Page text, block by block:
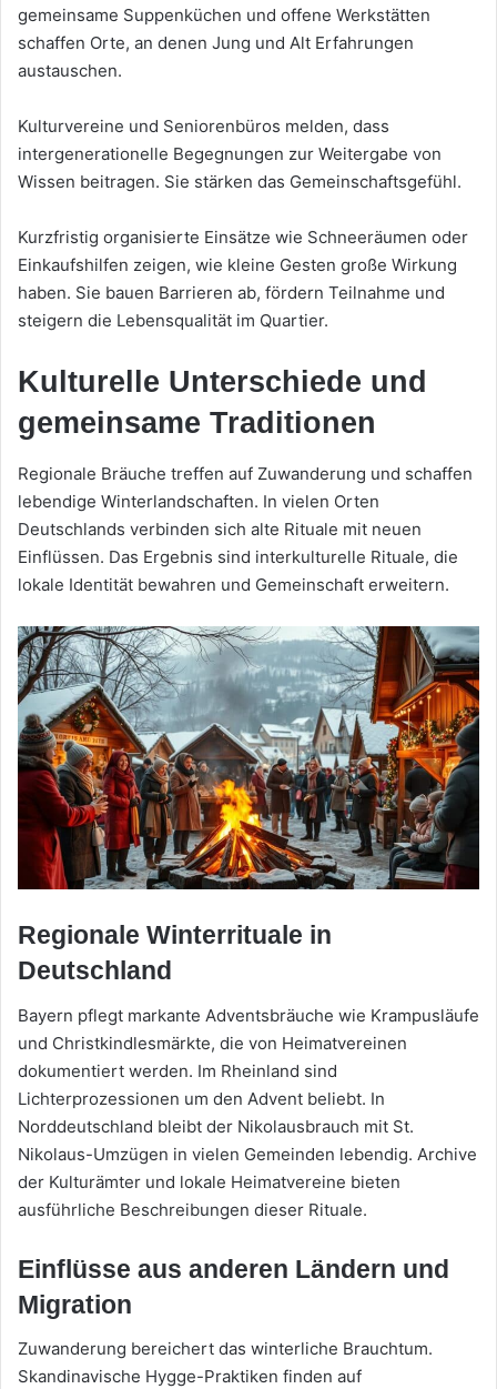
gemeinsame Suppenküchen und offene Werkstätten
schaffen Orte, an denen Jung und Alt Erfahrungen
austauschen.
Kulturvereine und Seniorenbüros melden, dass
intergenerationelle Begegnungen zur Weitergabe von
Wissen beitragen. Sie stärken das Gemeinschaftsgefühl.
Kurzfristig organisierte Einsätze wie Schneeräumen oder
Einkaufshilfen zeigen, wie kleine Gesten große Wirkung
haben. Sie bauen Barrieren ab, fördern Teilnahme und
steigern die Lebensqualität im Quartier.
Kulturelle Unterschiede und
gemeinsame Traditionen
Regionale Bräuche treffen auf Zuwanderung und schaffen
lebendige Winterlandschaften. In vielen Orten
Deutschlands verbinden sich alte Rituale mit neuen
Einflüssen. Das Ergebnis sind interkulturelle Rituale, die
lokale Identität bewahren und Gemeinschaft erweitern.
Regionale Winterrituale in
Deutschland
Bayern pflegt markante Adventsbräuche wie Krampusläufe
und Christkindlesmärkte, die von Heimatvereinen
dokumentiert werden. Im Rheinland sind
Lichterprozessionen um den Advent beliebt. In
Norddeutschland bleibt der Nikolausbrauch mit St.
Nikolaus-Umzügen in vielen Gemeinden lebendig. Archive
der Kulturämter und lokale Heimatvereine bieten
ausführliche Beschreibungen dieser Rituale.
Einflüsse aus anderen Ländern und
Migration
Zuwanderung bereichert das winterliche Brauchtum.
Skandinavische Hygge-Praktiken finden auf